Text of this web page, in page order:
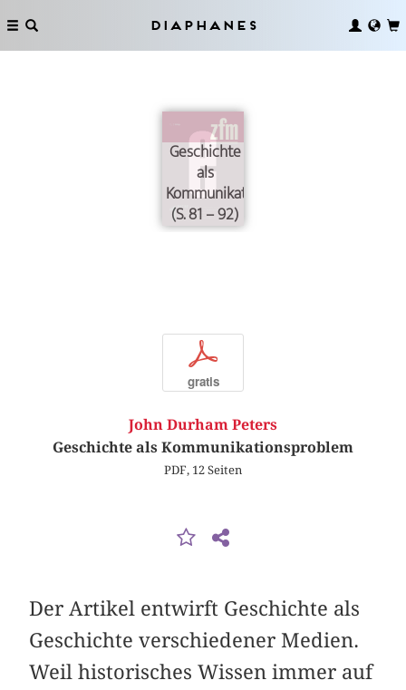
Diaphanes
Geschichte
als
Kommunikationsproblem
(S. 81 – 92)
p
gratis
John Durham Peters
Geschichte als Kommunikationsproblem
PDF, 12 Seiten
Der Artikel entwirft Geschichte als
Geschichte verschiedener Medien.
Weil historisches Wissen immer auf